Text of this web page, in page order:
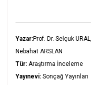
Yazar:Prof. Dr. Selçuk
Nebahat ARSLAN
Tür: Araştırma İnceleme
Yayınevi: Sonçağ Yayınları